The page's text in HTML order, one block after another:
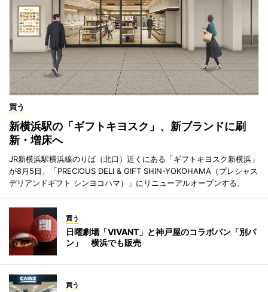
買う
新横浜駅の「ギフトキヨスク」、新ブランドに刷
新・増床へ
JR新横浜駅横浜線のりば（北口）近くにある「ギフトキヨスク新横浜」
が8月5日、「PRECIOUS DELI & GIFT SHIN-YOKOHAMA（プレシャス
デリアンドギフト シンヨコハマ）」にリニューアルオープンする。
買う
日曜劇場「VIVANT」と神戸屋のコラボパン「別パ
ン」 横浜でも販売
買う